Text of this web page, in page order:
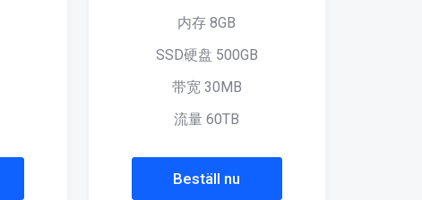
内存 8GB
SSD硬盘 500GB
带宽 30MB
流量 60TB
Beställ nu